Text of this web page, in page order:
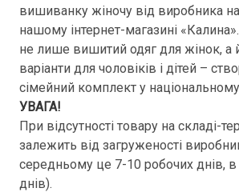
вишиванку жіночу від виробника на
нашому інтернет-магазині
не лише вишитий одяг для жінок, а
варіанти для чоловіків і дітей –
сімейний комплект у національному
УВАГА!
При відсутності товару на складі-
залежить від загруженості
середньому це 7-10 робочих днів,
днів).